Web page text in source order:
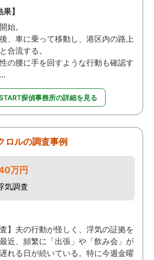
】
始。
、車に乗って移動し、港区内の路上
合流する。
の腰に手を回すような行動も確認す
探偵事務所の詳細を見る
ロルの調査事例
万円
気調査
査】夫の行動が怪しく、浮気の証拠を
近、頻繁に「出張」や「飲み会」が
れる日が続いている。特に今週金曜